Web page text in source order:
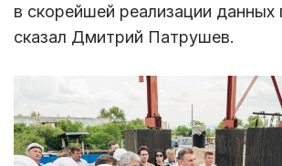
в скорейшей реализации данных
сказал Дмитрий Патрушев.